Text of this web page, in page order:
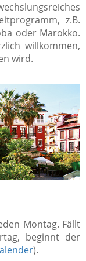
z.B.
oder Marokko.
willkommen,
wird.
Montag. Fällt
beginnt der
).